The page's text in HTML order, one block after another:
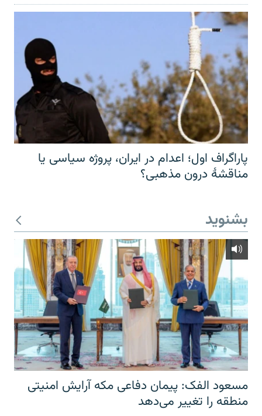
پاراگراف اول؛ اعدام در ایران، پروژه سیاسی یا
مناقشهٔ درون مذهبی؟
بشنوید
مسعود الفک: پیمان دفاعی مکه آرایش امنیتی
منطقه را تغییر می‌دهد